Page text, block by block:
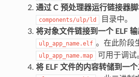
通过 C 预处理器运行链接器脚
components/ulp/ld
目录中。
将对象文件链接到一个 ELF 输
ulp_app_name.elf 。在此阶段
ulp_app_name.map
可用于调试
将 ELF 文件的内容转储到一个